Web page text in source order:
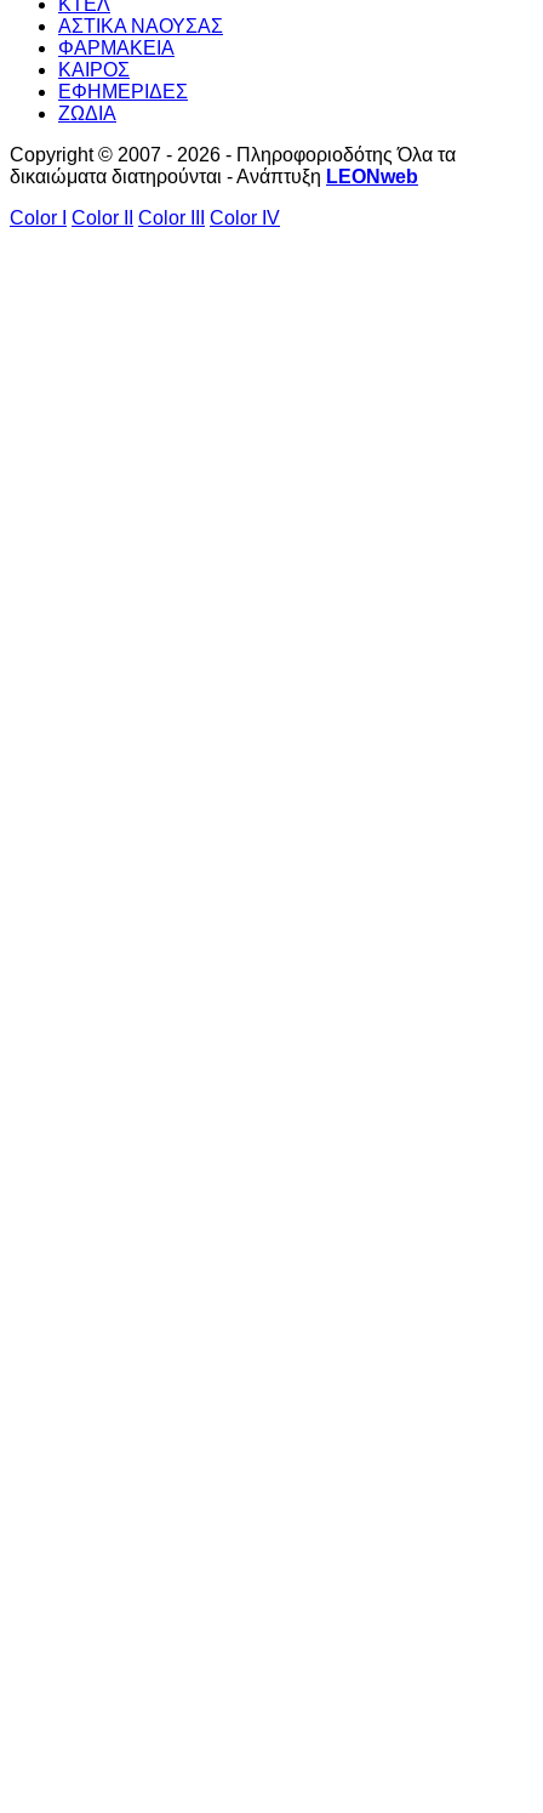
ΑΣΤΙΚΑ ΝΑΟΥΣΑΣ
ΦΑΡΜΑΚΕΙΑ
ΚΑΙΡΟΣ
ΕΦΗΜΕΡΙΔΕΣ
ΖΩΔΙΑ
Copyright © 2007 - 2026 - Πληροφοριοδότης Όλα τα
δικαιώματα διατηρούνται - Ανάπτυξη LEONweb
Color I
Color II Color III Color IV